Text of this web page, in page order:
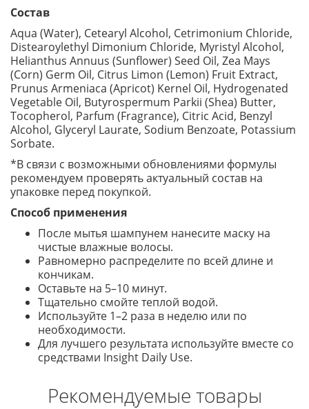
Состав
Aqua (Water), Cetearyl Alcohol, Cetrimonium Chloride,
Distearoylethyl Dimonium Chloride, Myristyl Alcohol,
Helianthus Annuus (Sunflower) Seed Oil, Zea Mays
(Corn) Germ Oil, Citrus Limon (Lemon) Fruit Extract,
Prunus Armeniaca (Apricot) Kernel Oil, Hydrogenated
Vegetable Oil, Butyrospermum Parkii (Shea) Butter,
Tocopherol, Parfum (Fragrance), Citric Acid, Benzyl
Alcohol, Glyceryl Laurate, Sodium Benzoate, Potassium
Sorbate.
*В связи с возможными обновлениями формулы
рекомендуем проверять актуальный состав на
упаковке перед покупкой.
Способ применения
После мытья шампунем нанесите маску на
чистые влажные волосы.
Равномерно распределите по всей длине и
кончикам.
Оставьте на 5–10 минут.
Тщательно смойте теплой водой.
Используйте 1–2 раза в неделю или по
необходимости.
Для лучшего результата используйте вместе со
средствами Insight Daily Use.
Рекомендуемые товары